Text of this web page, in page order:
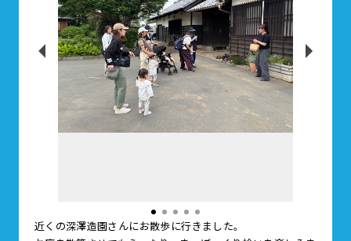
近くの深澤造園さんにお散歩に行きました。